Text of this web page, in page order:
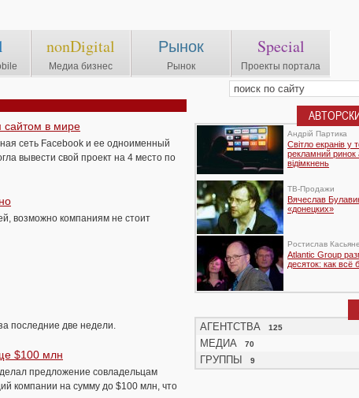
nonDigital
Медиа бизнес
Рынок
Рынок
Special
Проекты портала
в мире
сеть Facebook и ее одноименный
вывести свой проект на 4 место по
возможно компаниям не стоит
последние две недели.
$100 млн
предложение совладельцам
компании на сумму до $100 млн, что
Андрій Партика
Світло екранів у
рекламний ринок
відімкнень
TВ-Продажи
Вячеслав
«донецких»
Ростислав
Atlantic Group
десяток: как всё
АГЕНТСТВА 125
МЕДИА 70
ГРУППЫ 9